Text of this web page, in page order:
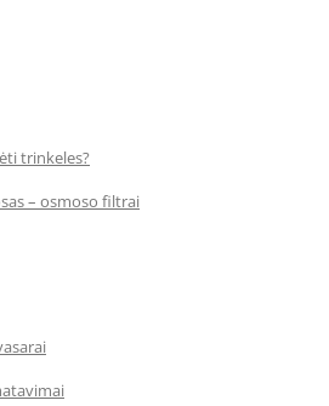
trinkeles?
– osmoso filtrai